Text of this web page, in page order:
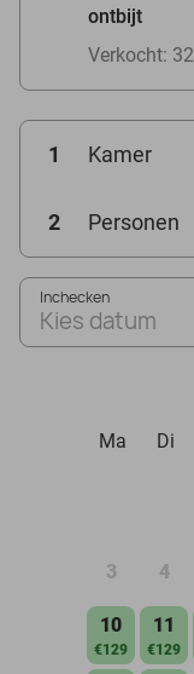
ontbijt
Verkocht: 32
1 Kamer
2 Personen
Inchecken
Kies datum
Ma
Di
3 4
10
€129
11
€129